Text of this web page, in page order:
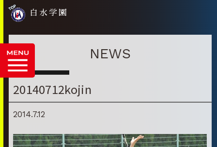
白水学園
NEWS
20140712kojin
2014.7.12